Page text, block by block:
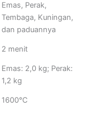
Emas, Perak,
Tembaga, Kuningan,
dan paduannya
2 menit
Emas: 2,0 kg; Perak:
1,2 kg
1600℃